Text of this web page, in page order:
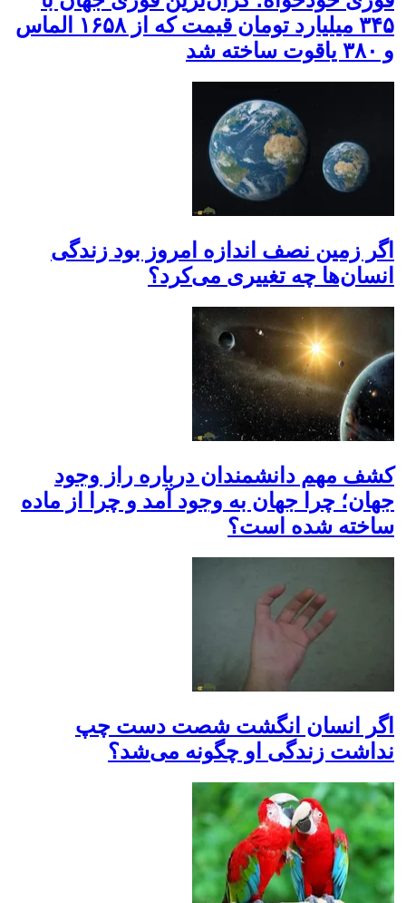
۳۴۵ میلیارد تومان قیمت که از ۱۶۵۸ الماس
و ۳۸۰ یاقوت ساخته شد
اگر زمین نصف اندازه امروز بود زندگی
انسان‌ها چه تغییری می‌کرد؟
کشف مهم دانشمندان درباره راز وجود
جهان؛ چرا جهان به وجود آمد و چرا از ماده
ساخته شده است؟
اگر انسان انگشت شصت دست چپ
نداشت زندگی او چگونه می‌شد؟